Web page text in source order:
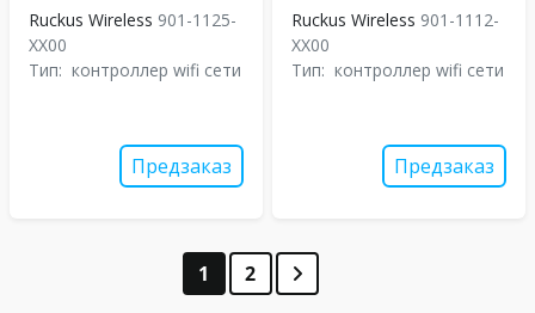
Ruckus Wireless 901-1125-
XX00
Тип: контроллер wifi сети
Предзаказ
Ruckus Wireless 901-1112-
XX00
Тип: контроллер wifi сети
Предзаказ
1 2